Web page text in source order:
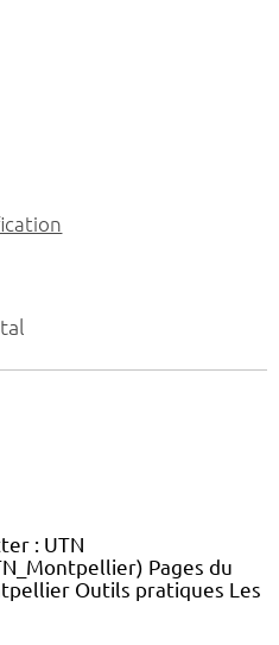
: UTN
Pages du
Outils pratiques Les